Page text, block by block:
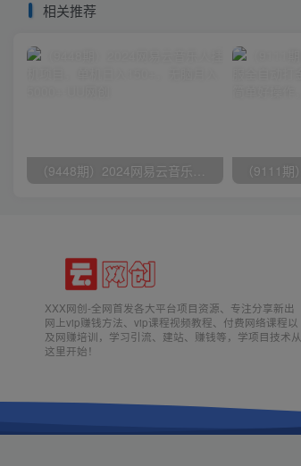
相关推荐
（9448期）2024网易云音乐人挂机项目，单机日入150+，无脑月入5000+
XXX网创-全网首发各大平台项目资源、专注分享新出
网上vip赚钱方法、vip课程视频教程、付费网络课程以
及网赚培训，学习引流、建站、赚钱等，学项目技术从
这里开始！